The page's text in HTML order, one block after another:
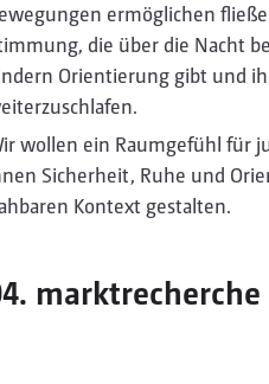
ermöglichen
die über die Nacht
Orientierung gibt und
wollen ein Raumgefühl für
Sicherheit, Ruhe und
Kontext gestalten.
marktrecherche